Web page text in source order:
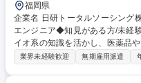
福岡県
企業名 日研トータルソーシング株式会社 求人名 ◆福岡×化
エンジニア◆知見がある方/未経験歓迎/無期
イオ系の知識を活かし、医薬品
究、品質管理を担当。神奈川（
業界未経験歓迎 無期雇用派遣